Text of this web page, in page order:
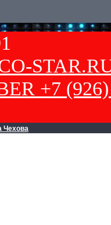
+7
Чехова